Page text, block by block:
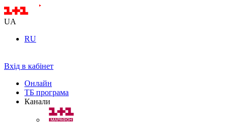
UA
RU
Вхід в кабінет
Онлайн
ТБ програма
Канали